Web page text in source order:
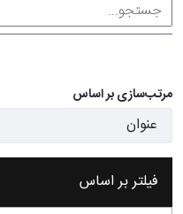
مرتب‌سازی بر اساس
فیلتر بر اساس